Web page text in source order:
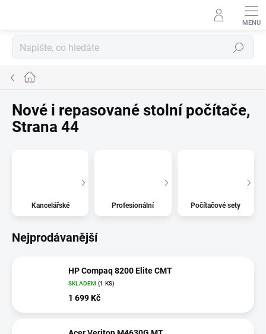
Hledat
Domů
Nové i repasované stolní počítače,
Strana 44
Kancelářské Profesionální Počítačové sety
Nejprodávanější
HP Compaq 8200 Elite CMT
SKLADEM (1 KS)
1 699 Kč